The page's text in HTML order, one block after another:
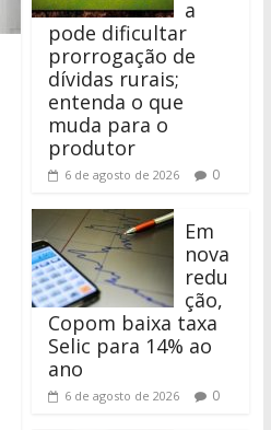
a
pode dificultar
prorrogação de
dívidas rurais;
entenda o que
muda para o
produtor
6 de agosto de 2026 0
Em
nova
redu
ção,
Copom baixa taxa
Selic para 14% ao
ano
6 de agosto de 2026 0